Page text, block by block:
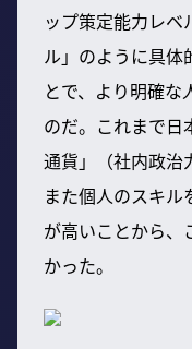
ップ策定能力レ
ル」のように具体
とで、より明確な
のだ。これまで日
通貨」（社内政治
また個人のスキ
が高いことから、
かった。